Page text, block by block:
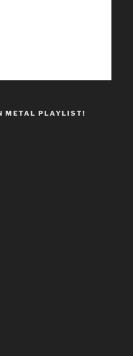
METAL PLAYLIST!